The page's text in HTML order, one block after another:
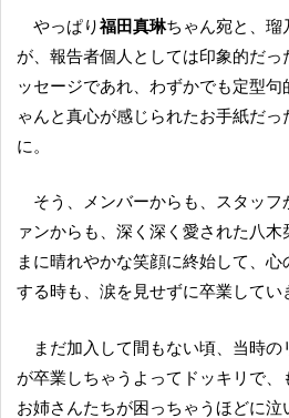
やっぱり福田真琳ちゃん宛と、瑠
が、報告者個人としては印象的だっ
ッセージであれ、わずかでも定型
ゃんと真心が感じられたお手紙だっ
に。
そう、メンバーからも、スタッフからも、そして、当然フ
ァンからも、深く深く愛された八
まに晴れやかな笑顔に終始して、
する時も、涙を見せずに卒業してい
まだ加入して間もない頃、当時
が卒業しちゃうよってドッキリで、
お姉さんたちが困っちゃうほどに泣